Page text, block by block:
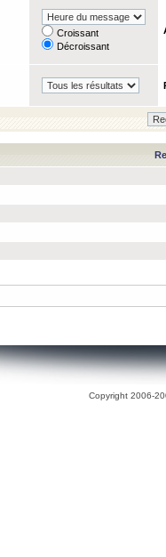
Croissant
Décroissant
Copyright 2006-